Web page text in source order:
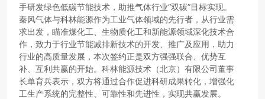
手研发绿色低碳节能技术，助推气体行业“双碳”目标实现。
秦风气体与科林能源作为工业气体领域的先行者，从行业需
求出发，瞄准煤化工、生物质化工和新能源领域深化技术合
作，致力于行业节能减排新技术的开发、推广及应用，助力
行业的高质量发展，本次签约正是双方强强联合、优势互
补、互利共赢的开始。科林能源技术（北京）有限公司董事
长单育兵表示，双方将通过合作促进科研成果转化，增强化
工生产系统的完整性、可靠性和先进性，实现共赢发展。